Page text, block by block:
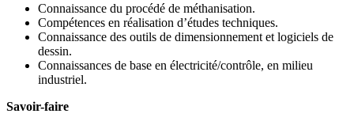
Connaissance du procédé de méthanisation.
Compétences en réalisation d’études techniques.
Connaissance des outils de dimensionnement et logiciels de
dessin.
Connaissances de base en électricité/contrôle, en milieu
industriel.
Savoir-faire